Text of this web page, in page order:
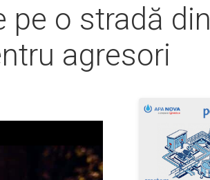
pe o stradă din
agresori